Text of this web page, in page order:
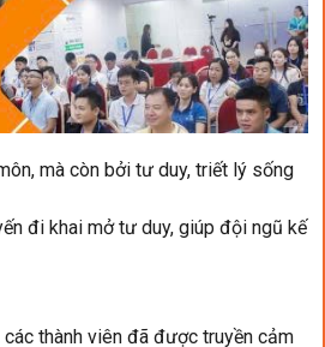
mà còn bởi tư duy, triết lý sống
đi khai mở tư duy, giúp đội ngũ kế
các thành viên đã được truyền cảm